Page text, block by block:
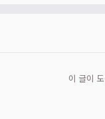
이 글이